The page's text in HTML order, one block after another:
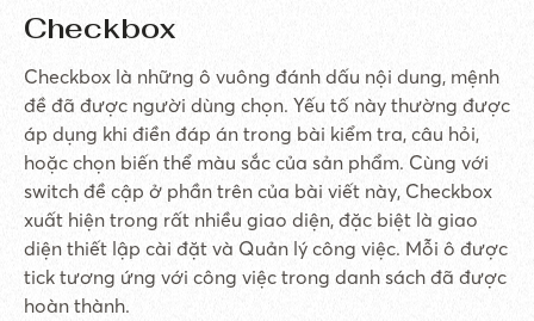
Checkbox
Checkbox là những ô vuông đánh dấu nội dung, mệnh
đề đã được người dùng chọn. Yếu tố này thường được
áp dụng khi điền đáp án trong bài kiểm tra, câu hỏi,
hoặc chọn biến thể màu sắc của sản phẩm. Cùng với
switch đề cập ở phần trên của bài viết này, Checkbox
xuất hiện trong rất nhiều giao diện, đặc biệt là giao
diện thiết lập cài đặt và Quản lý công việc. Mỗi ô được
tick tương ứng với công việc trong danh sách đã được
hoàn thành.